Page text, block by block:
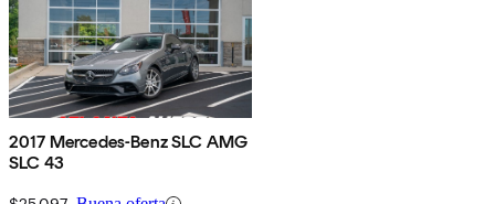
2017 Mercedes-Benz SLC AMG
SLC 43